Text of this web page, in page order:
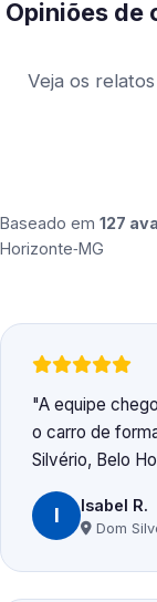
Opiniões de
Veja os
Baseado em 127
Horizonte‑MG
A equipe
o carro de
Silvério, Belo
I Isabel R.
Dom